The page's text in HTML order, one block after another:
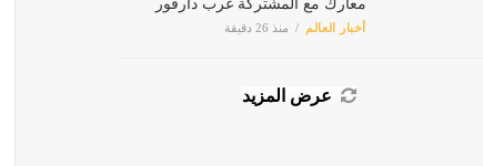
أخبار العالم
عرض المزيد